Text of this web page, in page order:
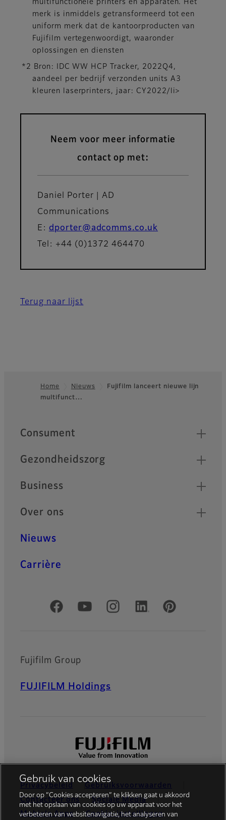
multifunctionele printers en apparaten. Het
merk is inmiddels getransformeerd tot een
uniform merk dat de kantoorproducten van
Fujifilm vertegenwoordigt, waaronder
oplossingen en diensten
*2 Bron: IDC WW HCP Tracker, 2022Q4,
aandeel per bedrijf verzonden units A3
kleuren laserprinters, jaar: CY2022/li>
Neem voor meer informatie
contact op met:
Daniel Porter | AD
Communications
E: dporter@adcomms.co.uk
Tel: +44 (0)1372 464470
Terug naar lijst
Footer
Home Nieuws
Fujifilm lanceert nieuwe lijn
multifunct…
Quick Links
Consument
Gezondheidszorg
Business
Over ons
Nieuws
Carrière
Officiële sociale media
Fujifilm Group
FUJIFILM Holdings
Privacybeleid
Gebruiksvoorwaarden
Contacteer ons
Sociale Media
Mobiele Apps
Cookie-instellingen
Gebruik van cookies
Door op “Cookies accepteren” te klikken gaat u akkoord
met het opslaan van cookies op uw apparaat voor het
verbeteren van websitenavigatie, het analyseren van